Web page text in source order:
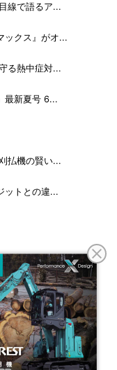
線で語るア...
ックス』がオ...
る熱中症対...
最新夏号 6...
払機の賢い...
ットとの違...
ガジンはこちら
い合わせ
採用情報
overseas customers